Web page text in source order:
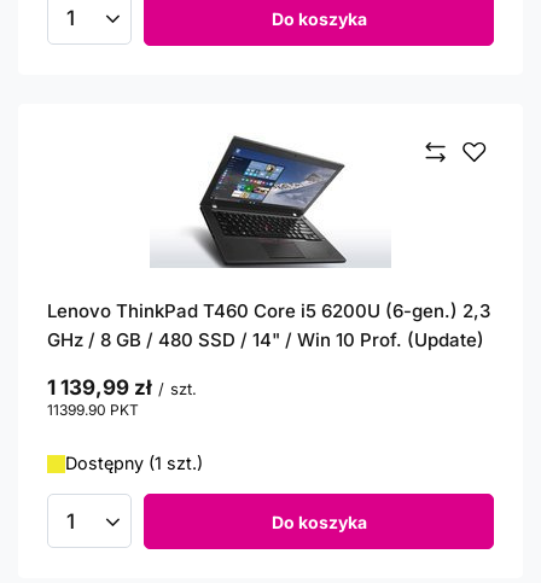
Ilość produktów Do koszyka
Lenovo ThinkPad T460 Core i5 6200U (6-gen.) 2,3
GHz / 8 GB / 480 SSD / 14" / Win 10 Prof. (Update)
1 139,99 zł / szt.
11399.90 PKT
Dostępny (1 szt.)
Ilość produktów Do koszyka